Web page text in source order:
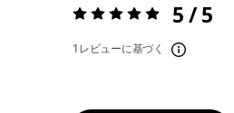
評価:5 / 5 5 / 5
1レビューに基づく